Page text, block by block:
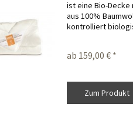
ist eine Bio-Decke
aus 100%
kontrolliert
Cellulosefaser, die
ab 159,00 € *
Zum Produkt